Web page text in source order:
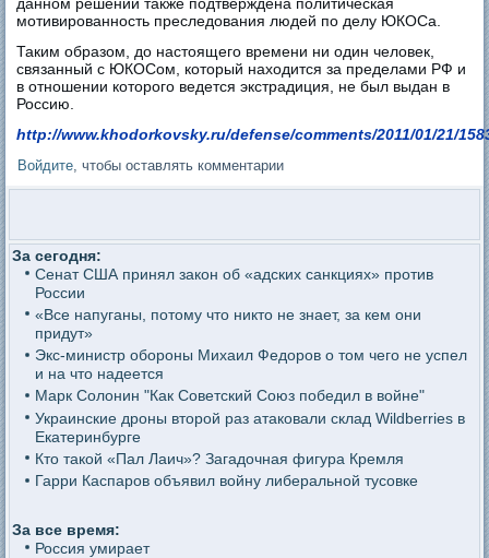
мотивированность преследования людей по делу ЮКОСа.
Таким образом, до настоящего времени ни один человек,
связанный с ЮКОСом, который находится за пределами РФ и
в отношении которого ведется экстрадиция, не был выдан в
Россию.
http://www.khodorkovsky.ru/defense/comments/2011/01/21/
Войдите , чтобы оставлять комментарии
За сегодня:
Сенат США принял закон об «адских санкциях» против
России
«Все напуганы, потому что никто не знает, за кем они
придут»
Экс-министр обороны Михаил Федоров о том чего не успел
и на что надеется
Марк Солонин "Как Советский Союз победил в войне"
Украинские дроны второй раз атаковали склад Wildberries в
Екатеринбурге
Кто такой «Пал Лаич»? Загадочная фигура Кремля
Гарри Каспаров объявил войну либеральной тусовке
За все время:
Россия умирает